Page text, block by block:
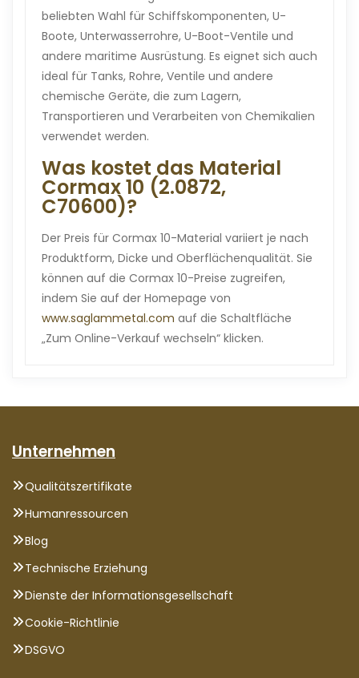
beliebten Wahl für Schiffskomponenten, U-
Boote, Unterwasserrohre, U-Boot-Ventile und
andere maritime Ausrüstung. Es eignet sich auch
ideal für Tanks, Rohre, Ventile und andere
chemische Geräte, die zum Lagern,
Transportieren und Verarbeiten von Chemikalien
verwendet werden.
Was kostet das Material
Cormax 10 (2.0872,
C70600)?
Der Preis für Cormax 10-Material variiert je nach
Produktform, Dicke und Oberflächenqualität. Sie
können auf die Cormax 10-Preise zugreifen,
indem Sie auf der Homepage von
www.saglammetal.com auf die Schaltfläche
„Zum Online-Verkauf wechseln“ klicken.
Unternehmen
Qualitätszertifikate
Humanressourcen
Blog
Technische Erziehung
Dienste der Informationsgesellschaft
Cookie-Richtlinie
DSGVO